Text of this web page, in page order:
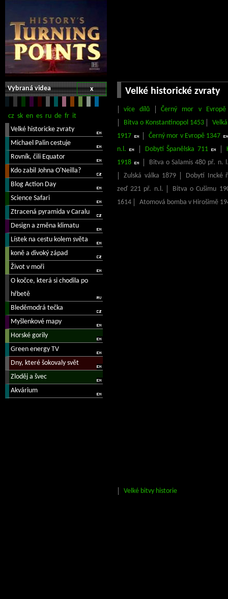
x
Vybraná videa Velké historické zvraty
více dílů
Černý mor v Evropě
Bitva o Konstantinopol 1453
1917
Černý mor v Evropě 1347
n.l.
Dobytí Španělska 711
1918
Bitva o Salamis 480 př. n.
Zulská válka 1879
Dobytí Incké
zeď 221 př. n.l.
Bitva o Cušimu
1614
Atomová bomba v Hirošimě
Velké bitvy historie